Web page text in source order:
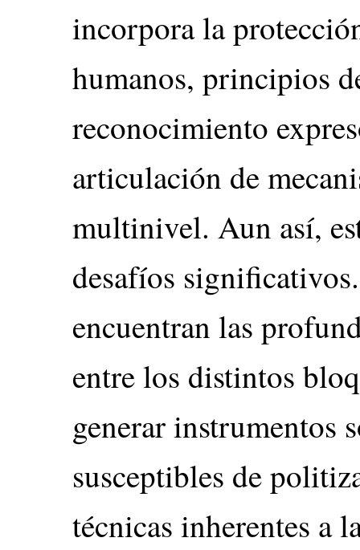
incorpora la
humanos, principios
reconocimiento
articulación de
multinivel. Aun así,
desafíos
encuentran las
entre los distintos
generar instrumentos
susceptibles de
técnicas inherentes a